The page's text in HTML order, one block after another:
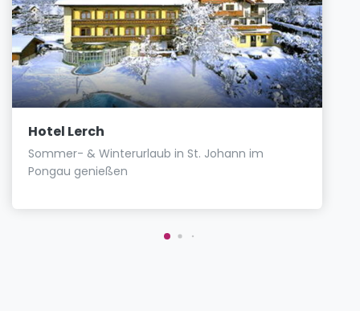
Hotel Lerch
Sommer- & Winterurlaub in St. Johann im
Pongau genießen